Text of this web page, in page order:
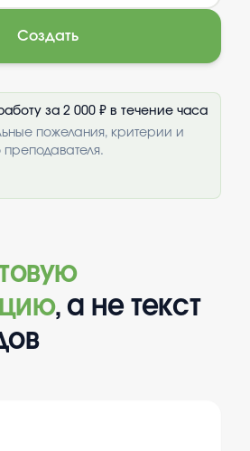
Создать
за 2 000 ₽ в течение часа
пожелания, критерии и
преподавателя.
, а не текст